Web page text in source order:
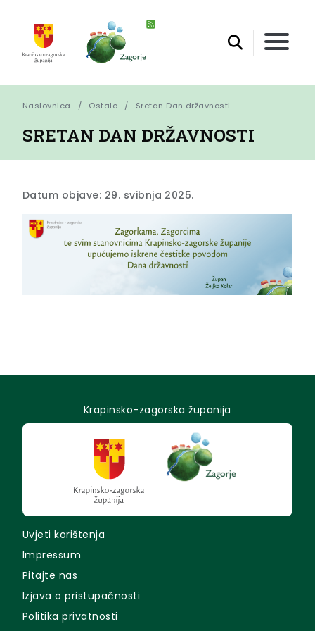
Naslovnica Ostalo Sretan Dan državnosti
SRETAN DAN DRŽAVNOSTI
Datum objave: 29. svibnja 2025.
Krapinsko-zagorska županija
Uvjeti korištenja
Impressum
Pitajte nas
Izjava o pristupačnosti
Politika privatnosti